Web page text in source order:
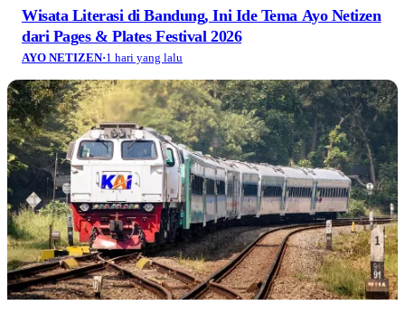
Wisata Literasi di Bandung, Ini Ide Tema Ayo Netizen
dari Pages & Plates Festival 2026
AYO NETIZEN·1 hari yang lalu